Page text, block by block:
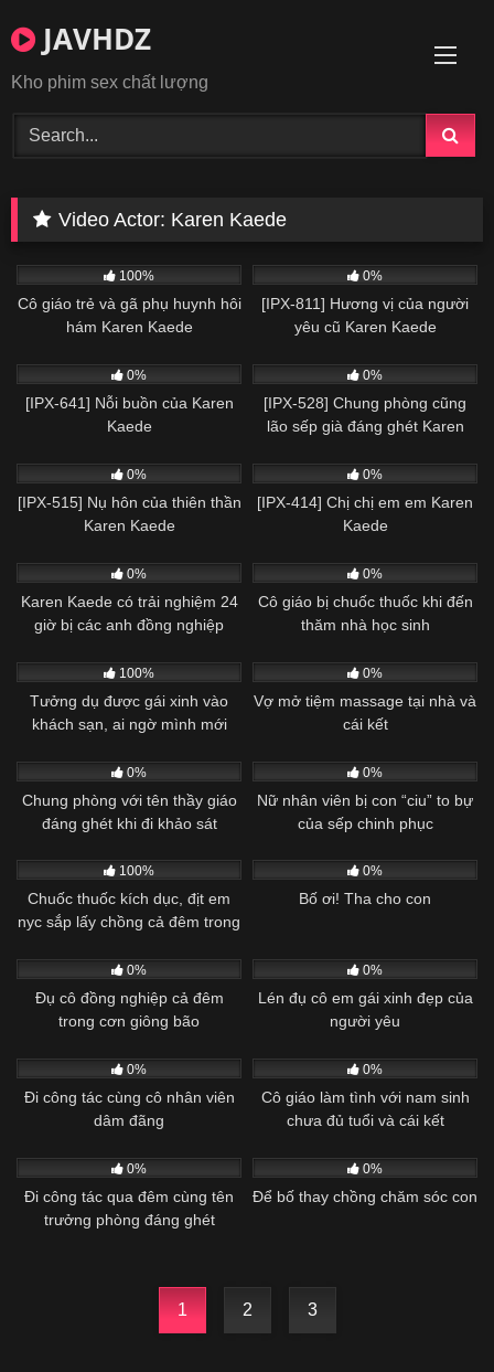
to
JAVHDZ
Kho phim sex chất lượng
Video Actor: Karen Kaede
Vietsub
100%
Cô giáo trẻ và gã phụ huynh hôi
hám Karen Kaede
0%
[IPX-811] Hương vị của người
yêu cũ Karen Kaede
0%
[IPX-641] Nỗi buồn của Karen
Kaede
0%
[IPX-528] Chung phòng cũng
lão sếp già đáng ghét Karen
0%
[IPX-515] Nụ hôn của thiên thần
Karen Kaede
0%
[IPX-414] Chị chị em em Karen
Kaede
0%
Karen Kaede có trải nghiệm 24
giờ bị các anh đồng nghiệp
0%
Cô giáo bị chuốc thuốc khi đến
thăm nhà học sinh
100%
Tưởng dụ được gái xinh vào
khách sạn, ai ngờ mình mới
0%
Vợ mở tiệm massage tại nhà và
cái kết
0%
Chung phòng với tên thầy giáo
đáng ghét khi đi khảo sát
0%
Nữ nhân viên bị con “ciu” to bự
của sếp chinh phục
100%
Chuốc thuốc kích dục, địt em
nyc sắp lấy chồng cả đêm trong
0%
Bố ơi! Tha cho con
0%
Đụ cô đồng nghiệp cả đêm
trong cơn giông bão
0%
Lén đụ cô em gái xinh đẹp của
người yêu
0%
Đi công tác cùng cô nhân viên
dâm đãng
0%
Cô giáo làm tình với nam sinh
chưa đủ tuổi và cái kết
0%
Đi công tác qua đêm cùng tên
trưởng phòng đáng ghét
0%
Để bố thay chồng chăm sóc con
1 2 3